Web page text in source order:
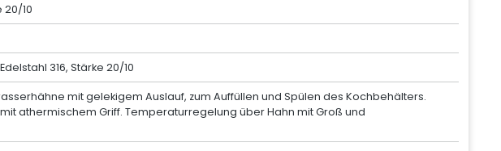
20/10
316, Stärke 20/10
mit gelekigem Auslauf, zum Auffüllen und Spülen des Kochbehälters.
athermischem Griff. Temperaturregelung über Hahn mit Groß und